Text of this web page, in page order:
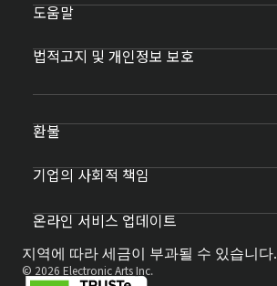
도움말
법적고지 및 개인정보 보호
환불
기업의 사회적 책임
온라인 서비스 업데이트
지역에 따라 세금이 부과될 수 있습니다.
© 2026 Electronic Arts Inc.